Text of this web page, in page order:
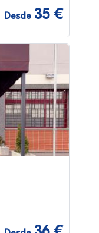
Desde 35 €